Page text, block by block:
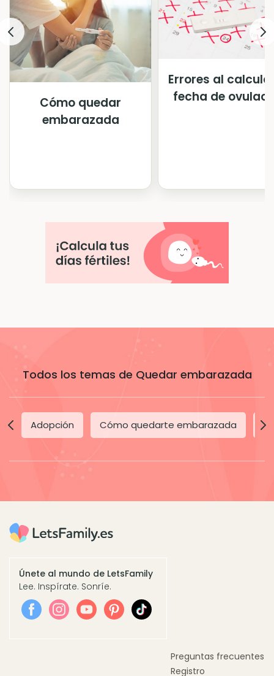
Cómo quedar
embarazada
Errores al
fecha de
Todos los temas de Quedar embarazada
Adopción Cómo quedarte embarazada
Únete al mundo de LetsFamily
Lee. Inspírate. Sonríe.
Preguntas frecuentes
Registro